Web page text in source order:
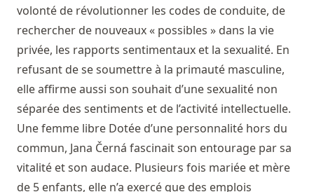
volonté de révolutionner les codes de conduite, de
rechercher de nouveaux « possibles » dans la vie
privée, les rapports sentimentaux et la sexualité. En
refusant de se soumettre à la primauté masculine,
elle affirme aussi son souhait d’une sexualité non
séparée des sentiments et de l’activité intellectuelle.
Une femme libre Dotée d’une personnalité hors du
commun, Jana Černá fascinait son entourage par sa
vitalité et son audace. Plusieurs fois mariée et mère
de 5 enfants, elle n’a exercé que des emplois